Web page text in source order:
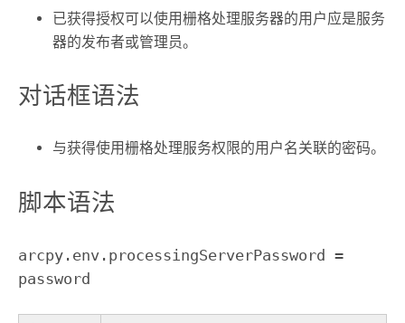
已获得授权可以使用栅格处理服务器的用户应是服务
器的发布者或管理员。
对话框语法
与获得使用栅格处理服务权限的用户名关联的密码。
脚本语法
arcpy.env.processingServerPassword =
password